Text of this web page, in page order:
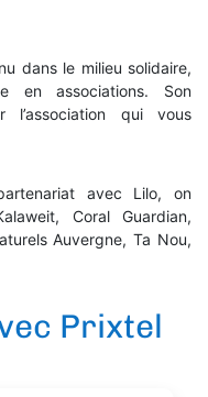
dans le milieu solidaire,
en associations. Son
l’association qui vous
avec Lilo, on
Coral Guardian,
Auvergne, Ta Nou,
Prixtel